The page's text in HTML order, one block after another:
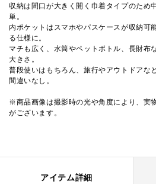
収納は間口が大きく開く巾着タイプのため
単。
内ポケットはスマホやパスケースが収納可
る仕様に。
マチも広く、水筒やペットボトル、長財布
大きさ。
普段使いはもちろん、旅行やアウトドアな
間違いなし。
※商品画像は撮影時の光や角度により、実
がございます。
アイテム詳細